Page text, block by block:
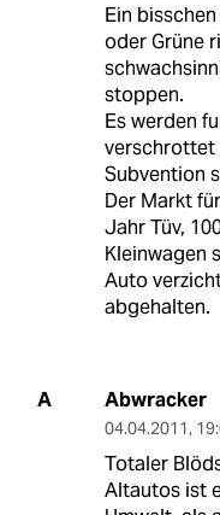
Ein
oder Grüne
stoppen.
Es werden
verschrottet
Subvention
Der Markt
Jahr Tüv,
Kleinwagen
Auto
abgehalten.
A Abwracker
04.04.2011,
Totaler
Altautos ist